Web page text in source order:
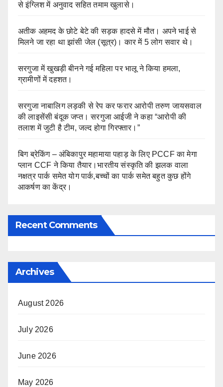
से इंग्लिश में अनुवाद सहित तमाम खुलासे।
अतीक अहमद के छोटे बेटे की सड़क हादसे में मौत। अपने भाई से
मिलने जा रहा था झांसी जेल (सूत्र)। कार में 5 लोग सवार थे।
सरगुजा में खुखड़ी बीनने गई महिला पर भालू ने किया हमला,
ग्रामीणों में दहशत।
सरगुजा नाबालिग लड़की से रेप कर फरार आरोपी तरुण जायसवाल
की लाइसेंसी बंदूक जप्त। सरगुजा आईजी ने कहा “आरोपी की
तलाश में जुटी है टीम, जल्द होगा गिरफ्तार।”
बिग ब्रेकिंग – अंबिकापुर महामाया पहाड़ के लिए PCCF का मेगा
प्लान CCF ने किया तैयार।भारतीय संस्कृति की झलक वाला
नक्षत्र पार्क समेत योग पार्क,बच्चों का पार्क समेत बहुत कुछ होंगे
आकर्षण का केंद्र।
Recent Comments
Archives
August 2026
July 2026
June 2026
May 2026